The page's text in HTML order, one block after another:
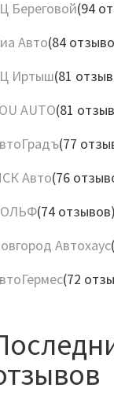
Береговой(94
Авто(84
Иртыш(81
AUTO(81
(77
Авто(76
(74 отзывов)
Автохаус
(72